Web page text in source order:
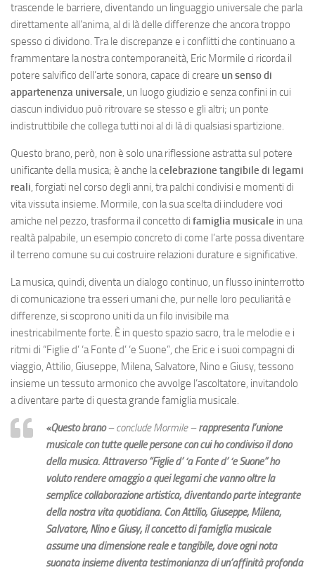
trascende le barriere, diventando un linguaggio universale che parla
direttamente all’anima, al di là delle differenze che ancora troppo
spesso ci dividono. Tra le discrepanze e i conflitti che continuano a
frammentare la nostra contemporaneità, Eric Mormile ci ricorda il
potere salvifico dell’arte sonora, capace di creare un senso di
appartenenza universale, un luogo giudizio e senza confini in cui
ciascun individuo può ritrovare se stesso e gli altri; un ponte
indistruttibile che collega tutti noi al di là di qualsiasi spartizione.
Questo brano, però, non è solo una riflessione astratta sul potere
unificante della musica; è anche lacelebrazione tangibile di legami
reali, forgiati nel corso degli anni, tra palchi condivisi e momenti di
vita vissuta insieme. Mormile, con la sua scelta di includere voci
amiche nel pezzo, trasforma il concetto di famiglia musicale in una
realtà palpabile, un esempio concreto di come l’arte possa diventare
il terreno comune su cui costruire relazioni durature e significative.
La musica, quindi, diventa un dialogo continuo, un flusso ininterrotto
di comunicazione tra esseri umani che, pur nelle loro peculiarità e
differenze, si scoprono uniti da un filo invisibile ma
inestricabilmente forte. È in questo spazio sacro, tra le melodie e i
ritmi di “Figlie d’ ‘a Fonte d’ ‘e Suone”, che Eric e i suoi compagni di
viaggio, Attilio, Giuseppe, Milena, Salvatore, Nino e Giusy, tessono
insieme un tessuto armonico che avvolge l’ascoltatore, invitandolo
a diventare parte di questa grande famiglia musicale.
«Questo brano– conclude Mormile –rappresenta l’unione
musicale con tutte quelle persone con cui ho condiviso il dono
della musica. Attraverso “Figlie d’ ‘a Fonte d’ ‘e Suone” ho
voluto rendere omaggio a quei legami che vanno oltre la
semplice collaborazione artistica, diventando parte integrante
della nostra vita quotidiana. Con Attilio, Giuseppe, Milena,
Salvatore, Nino e Giusy, il concetto di famiglia musicale
assume una dimensione reale e tangibile, dove ogni nota
suonata insieme diventa testimonianza di un’affinità profonda